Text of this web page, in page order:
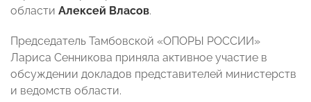
области Алексей Власов.
Председатель Тамбовской «ОПОРЫ РОССИИ»
Лариса Сенникова приняла активное участие в
обсуждении докладов представителей министерств
и ведомств области.